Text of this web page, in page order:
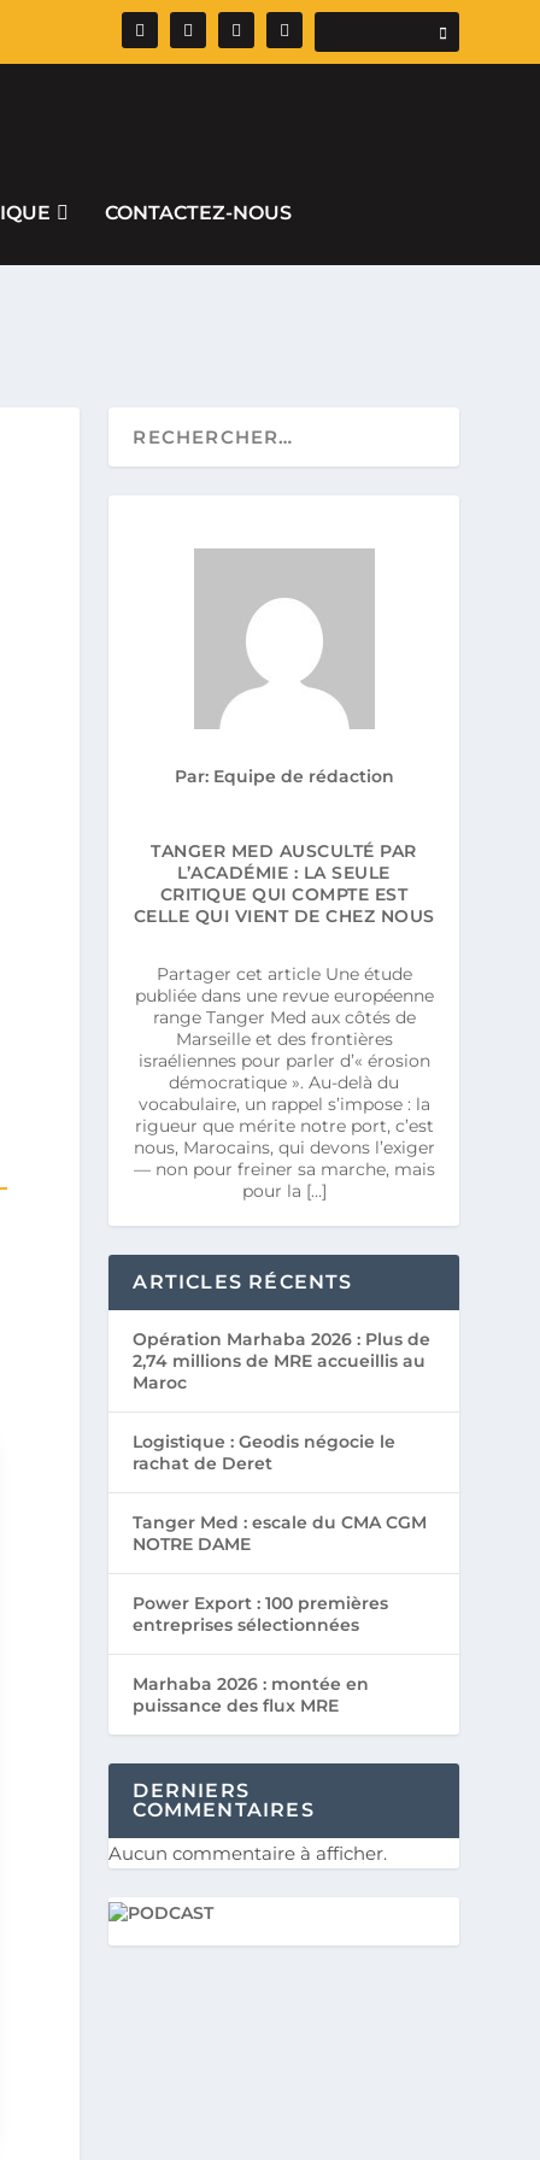
CONTACTEZ-NOUS
Par: Equipe de rédaction
TANGER MED AUSCULTÉ PAR
L’ACADÉMIE : LA SEULE
CRITIQUE QUI COMPTE EST
CELLE QUI VIENT DE CHEZ NOUS
Partager cet article Une étude
publiée dans une revue européenne
range Tanger Med aux côtés de
Marseille et des frontières
israéliennes pour parler d’« érosion
démocratique ». Au-delà du
vocabulaire, un rappel s’impose : la
rigueur que mérite notre port, c’est
nous, Marocains, qui devons l’exiger
— non pour freiner sa marche, mais
pour la […]
ARTICLES RÉCENTS
Opération Marhaba 2026 : Plus de
2,74 millions de MRE accueillis au
Maroc
Logistique : Geodis négocie le
rachat de Deret
Tanger Med : escale du CMA CGM
NOTRE DAME
Power Export : 100 premières
entreprises sélectionnées
Marhaba 2026 : montée en
puissance des flux MRE
DERNIERS
COMMENTAIRES
Aucun commentaire à afficher.